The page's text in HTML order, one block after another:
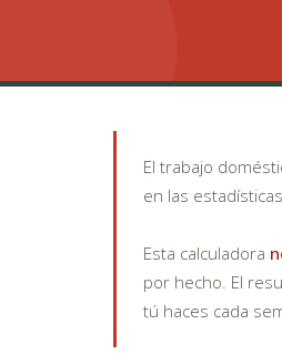
El trabajo
en las
Esta calculadora
por hecho. El
tú haces cada